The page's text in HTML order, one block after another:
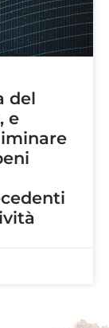
del
e